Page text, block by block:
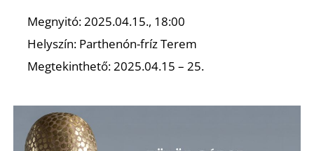
Megnyitó: 2025.04.15., 18:00
Helyszín: Parthenón-fríz Terem
Megtekinthető: 2025.04.15 – 25.